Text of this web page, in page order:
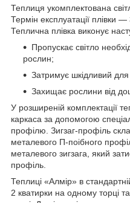
Теплиця укомплектована
Термін експлуатації плівки —
Теплична плівка виконує
Пропускає світло
рослин;
Затримує шкідливий
Захищає рослини від
У розширеній комплектації
каркаса за допомогою
профілю. Зигзаг-профіль
металевого П-поібного
металевого зигзага, який
профіль.
Теплиці «Алмір» в
2 кватирки на одному торці